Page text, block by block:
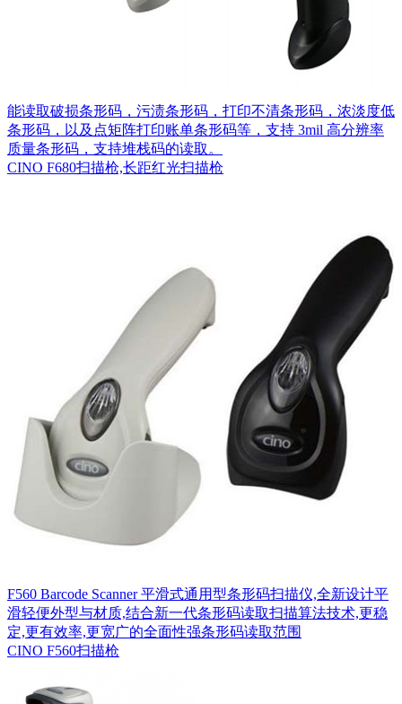
能读取破损条形码，污渍条形码，打印不清条形码，浓淡度低
条形码，以及点矩阵打印账单条形码等，支持 3mil 高分辨率
质量条形码，支持堆栈码的读取。
CINO F680扫描枪,长距红光扫描枪
F560 Barcode Scanner 平滑式通用型条形码扫描仪,全新设计平
滑轻便外型与材质,结合新一代条形码读取扫描算法技术,更稳
定,更有效率,更宽广的全面性强条形码读取范围
CINO F560扫描枪